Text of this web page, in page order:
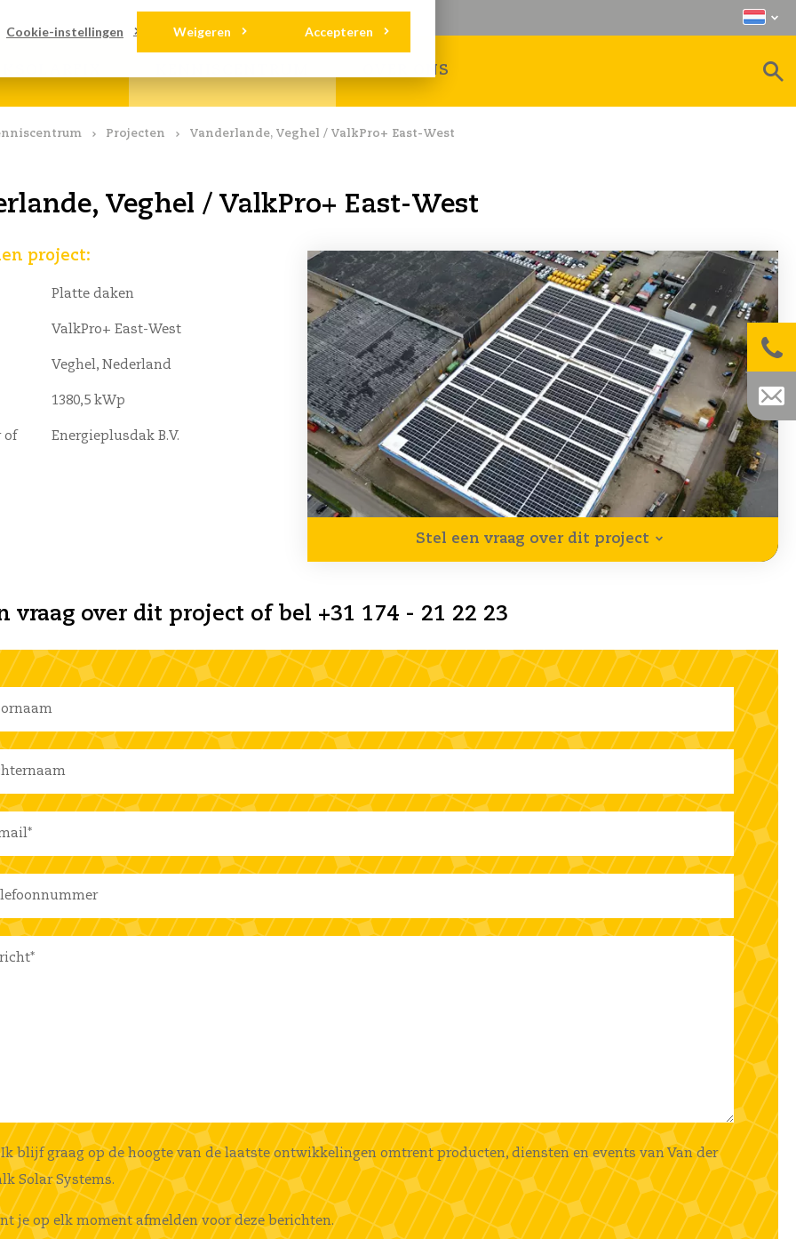
Cookie-instellingen Accepteren
Weigeren
OVER ONS
Projecten Vanderlande, Veghel / ValkPro+ East-West
Veghel / ValkPro+ East-West
Stel een vraag over dit project
project:
Platte daken
ValkPro+ East-West
Veghel, Nederland
1380,5 kWp
of Energieplusdak B.V.
vraag over dit project of bel +31 174 - 21 22 23
Ik blijf graag op de hoogte van de laatste ontwikkelingen omtrent producten, diensten en events van Van der
Solar Systems.
je op elk moment afmelden voor deze berichten.